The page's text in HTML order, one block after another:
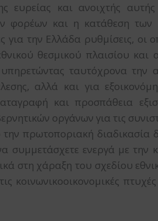
ευρείας και ανοιχτής
φορέων και η κατάθεση
για την Ελλάδα ρυθμίσεις, οι
θεσμικού πλαισίου
ταυτόχρονα την
αλλά και για
και προσπάθεια
οργάνων για τις
πρωτοποριακή
συμμετάσχετε ενεργά με
στη χάραξη του σχεδίου
κοινωνικοοικονομικές